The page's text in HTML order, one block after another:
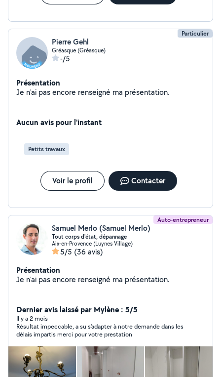
Particulier
Pierre Gehl
Gréasque (Gréasque)
-/5
Présentation
Je n'ai pas encore renseigné ma présentation.
Aucun avis pour l'instant
Petits travaux
Voir le profil Contacter
Auto-entrepreneur
Samuel Merlo (Samuel Merlo)
Tout corps d'état, dépannage
Aix-en-Provence (Luynes Village)
5/5 (36 avis)
Présentation
Je n'ai pas encore renseigné ma présentation.
Dernier avis laissé par Mylène : 5/5
Il y a 2 mois
Résultat impeccable, a su s'adapter à notre demande dans les
délais impartis merci pour votre prestation